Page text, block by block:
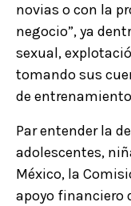
novias o con la
negocio”, ya
sexual,
tomando sus
de
Par entender la
adolescentes,
México, la
apoyo financiero